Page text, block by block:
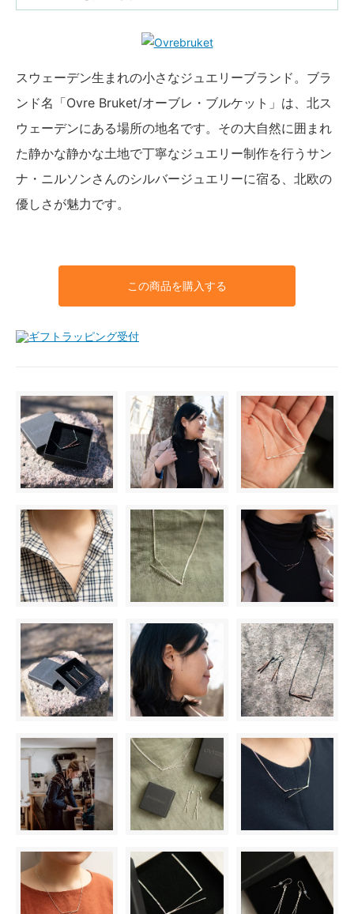
スウェーデン生まれの小さなジュエリーブランド。ブラ
ンド名「Ovre Bruket/オーブレ・ブルケット」は、北ス
ウェーデンにある場所の地名です。その大自然に囲まれ
た静かな静かな土地で丁寧なジュエリー制作を行うサン
ナ・ニルソンさんのシルバージュエリーに宿る、北欧の
優しさが魅力です。
この商品を購入する